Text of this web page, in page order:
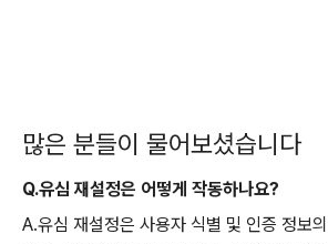
많은 분들이 물어보셨습니다
Q.유심 재설정은 어떻게 작동하나요?
A.유심 재설정은 사용자 식별 및 인증 정보